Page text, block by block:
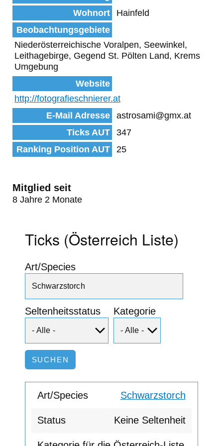
Wohnort
Hainfeld
Beobachtungsgebiete
Niederösterreichische Voralpen, Seewinkel,
Leithagebirge, Gegend St. Pölten Land, Krems
Umgebung
Website
http://fotografieschnierer.at
E-Mail Adresse
astrosami@gmx.at
Ticks AUT
347
Ranking Position AUT
25
Mitglied seit
8 Jahre 2 Monate
Ticks (Österreich Liste)
Art/Species
Seltenheitsstatus Kategorie
Schwarzstorch
Keine Seltenheit